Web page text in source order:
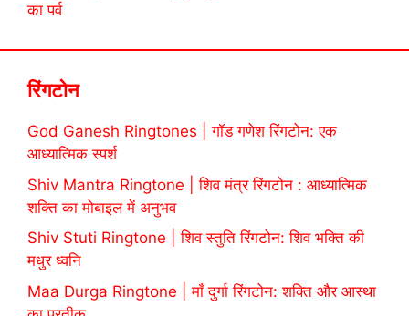
का पर्व
रिंगटोन
God Ganesh Ringtones | गॉड गणेश रिंगटोन: एक
आध्यात्मिक स्पर्श
Shiv Mantra Ringtone | शिव मंत्र रिंगटोन : आध्यात्मिक
शक्ति का मोबाइल में अनुभव
Shiv Stuti Ringtone | शिव स्तुति रिंगटोन: शिव भक्ति की
मधुर ध्वनि
Maa Durga Ringtone | माँ दुर्गा रिंगटोन: शक्ति और आस्था